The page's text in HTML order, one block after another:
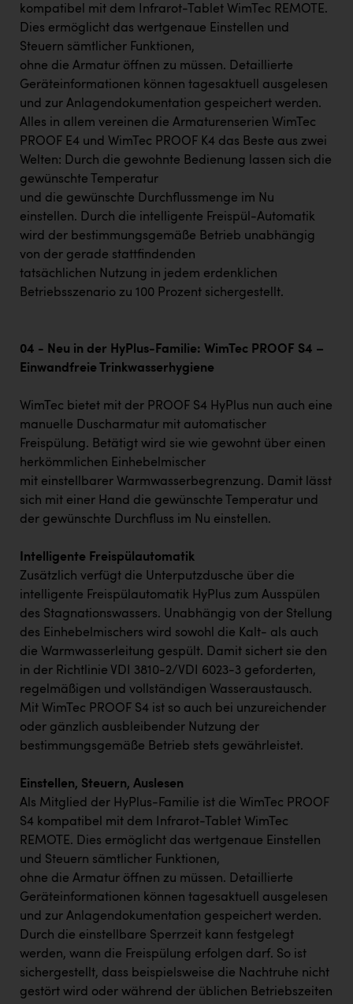
kompatibel mit dem Infrarot-Tablet WimTec REMOTE.
Dies ermöglicht das wertgenaue Einstellen und
Steuern sämtlicher Funktionen,
ohne die Armatur öffnen zu müssen. Detaillierte
Geräteinformationen können tagesaktuell ausgelesen
und zur Anlagendokumentation gespeichert werden.
Alles in allem vereinen die Armaturenserien WimTec
PROOF E4 und WimTec PROOF K4 das Beste aus zwei
Welten: Durch die gewohnte Bedienung lassen sich die
gewünschte Temperatur
und die gewünschte Durchflussmenge im Nu
einstellen. Durch die intelligente Freispül-Automatik
wird der bestimmungsgemäße Betrieb unabhängig
von der gerade stattfindenden
tatsächlichen Nutzung in jedem erdenklichen
Betriebsszenario zu 100 Prozent sichergestellt.
04 - Neu in der HyPlus-Familie: WimTec PROOF S4 –
Einwandfreie Trinkwasserhygiene
WimTec bietet mit der PROOF S4 HyPlus nun auch eine
manuelle Duscharmatur mit automatischer
Freispülung. Betätigt wird sie wie gewohnt über einen
herkömmlichen Einhebelmischer
mit einstellbarer Warmwasserbegrenzung. Damit lässt
sich mit einer Hand die gewünschte Temperatur und
der gewünschte Durchfluss im Nu einstellen.
Intelligente Freispülautomatik
Zusätzlich verfügt die Unterputzdusche über die
intelligente Freispülautomatik HyPlus zum Ausspülen
des Stagnationswassers. Unabhängig von der Stellung
des Einhebelmischers wird sowohl die Kalt- als auch
die Warmwasserleitung gespült. Damit sichert sie den
in der Richtlinie VDI 3810-2/VDI 6023-3 geforderten,
regelmäßigen und vollständigen Wasseraustausch.
Mit WimTec PROOF S4 ist so auch bei unzureichender
oder gänzlich ausbleibender Nutzung der
bestimmungsgemäße Betrieb stets gewährleistet.
Einstellen, Steuern, Auslesen
Als Mitglied der HyPlus-Familie ist die WimTec PROOF
S4 kompatibel mit dem Infrarot-Tablet WimTec
REMOTE. Dies ermöglicht das wertgenaue Einstellen
und Steuern sämtlicher Funktionen,
ohne die Armatur öffnen zu müssen. Detaillierte
Geräteinformationen können tagesaktuell ausgelesen
und zur Anlagendokumentation gespeichert werden.
Durch die einstellbare Sperrzeit kann festgelegt
werden, wann die Freispülung erfolgen darf. So ist
sichergestellt, dass beispielsweise die Nachtruhe nicht
gestört wird oder während der üblichen Betriebszeiten